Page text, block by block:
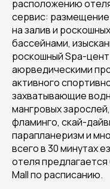
расположению
сервис:
на залив и
бассейнами,
роскошный Spa-
аюрведическими
активного
захватывающие
мангровых
фламинго, скай-
парапланеризм и
всего в 30 минутах
отеля
Mall по расписанию.